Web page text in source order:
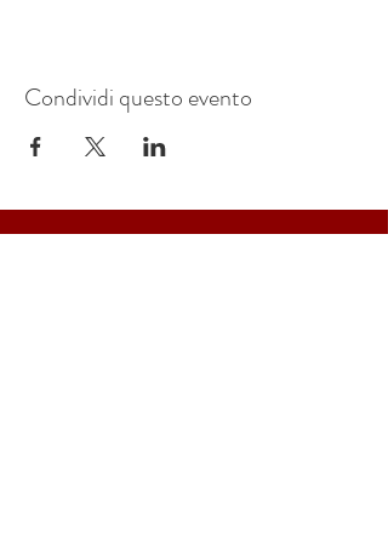
Condividi questo evento